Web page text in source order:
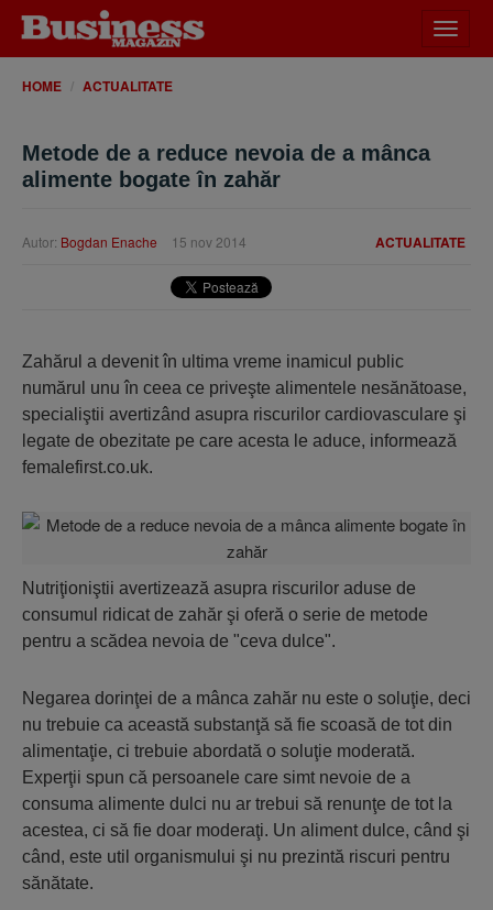
meniu
HOME ACTUALITATE
Metode de a reduce nevoia de a mânca
alimente bogate în zahăr
ACTUALITATE
Autor: Bogdan Enache 15 nov 2014
Zahărul a devenit în ultima vreme inamicul public
numărul unu în ceea ce priveşte alimentele nesănătoase,
specialiştii avertizând asupra riscurilor cardiovasculare şi
legate de obezitate pe care acesta le aduce, informează
femalefirst.co.uk.
Nutriţioniştii avertizează asupra riscurilor aduse de
consumul ridicat de zahăr şi oferă o serie de metode
pentru a scădea nevoia de "ceva dulce".
Negarea dorinţei de a mânca zahăr nu este o soluţie, deci
nu trebuie ca această substanţă să fie scoasă de tot din
alimentaţie, ci trebuie abordată o soluţie moderată.
Experţii spun că persoanele care simt nevoie de a
consuma alimente dulci nu ar trebui să renunţe de tot la
acestea, ci să fie doar moderaţi. Un aliment dulce, când şi
când, este util organismului şi nu prezintă riscuri pentru
sănătate.